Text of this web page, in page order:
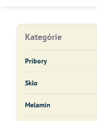
Kategórie
Príbory
Sklo
Melamin